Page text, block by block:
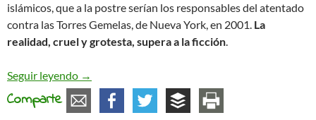
islámicos, que a la postre serían los responsables del atentado
contra las Torres Gemelas, de Nueva York, en 2001. La
realidad, cruel y grotesta, supera a la ficción.
Seguir leyendo Afganistán y las guerras
→
Comparte